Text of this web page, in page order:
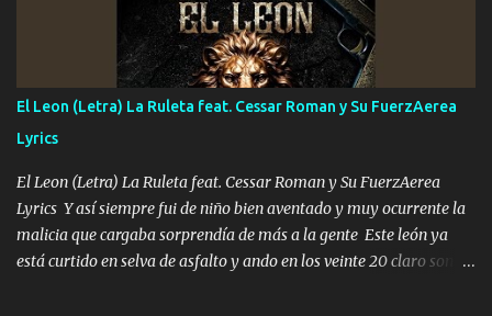
con la mirada siempre en alto A veces me fajó una super o a veces
me fajó una Glock siempre armado todas las generaciones yo
traigo El chiste es que hago lo que quiero pues así soy me mandó
yo tengo el control a todos yo les paro el dedo soy hocicon un
malcriado un malandrón Que Les importa no saben nada falsas
las risas las que me miran hay gente corriente no quieren ve...
El Leon (Letra) La Ruleta feat. Cessar Roman y Su FuerzAerea
Lyrics
El Leon (Letra) La Ruleta feat. Cessar Roman y Su FuerzAerea
Lyrics Y así siempre fui de niño bien aventado y muy ocurrente la
malicia que cargaba sorprendía de más a la gente Este león ya
está curtido en selva de asfalto y ando en los veinte 20 claro son